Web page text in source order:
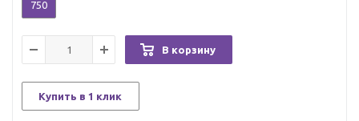
750
В корзину
Купить в 1 клик